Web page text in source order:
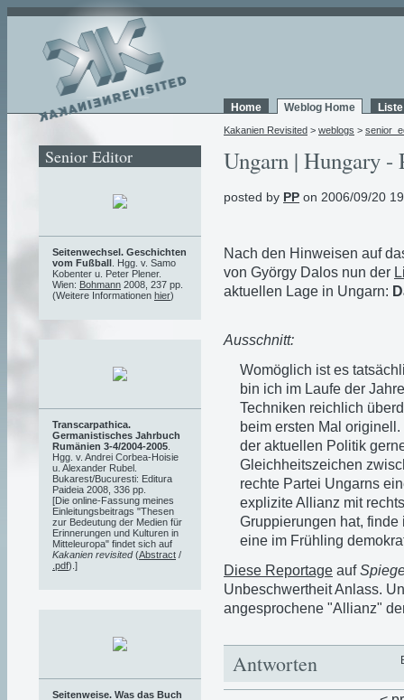
Home Weblog Home
Kakanien Revisited > weblogs >
Ungarn | Hungary -
posted by PP on 2006/09/20
Nach den Hinweisen auf
von György Dalos nun der
aktuellen Lage in Ungarn:
Ausschnitt:
Womöglich ist es
bin ich im Laufe der
Techniken reichlich
beim ersten Mal
der aktuellen Politik
Gleichheitszeichen
rechte Partei Ungarns
explizite Allianz mit
Gruppierungen hat,
eine im Frühling
Diese Reportage auf
Unbeschwertheit Anlass.
angesprochene "Allianz"
Antworten
Senior Editor
Seitenwechsel. Geschichten
vom Fußball . Hgg. v. Samo
Kobenter u. Peter Plener.
Wien: Bohmann 2008, 237 pp.
(Weitere Informationen hier)
Transcarpathica.
Germanistisches Jahrbuch
Rumänien 3-4/2004-2005
Hgg. v. Andrei Corbea-Hoisie
u. Alexander Rubel.
Bukarest/Bucuresti: Editura
Paideia 2008, 336 pp.
[Die online-Fassung meines
Einleitungsbeitrags "Thesen
zur Bedeutung der Medien für
Erinnerungen und Kulturen in
Mitteleuropa" findet sich auf
Kakanien revisited(Abstract /
.pdf).]
Seitenweise. Was das Buch